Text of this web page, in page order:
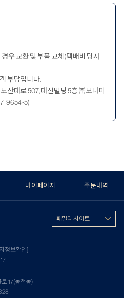
우 교환 및 부품 교체(택배비 당사
부담입니다.
산대로 507, 대신빌딩 5층 ㈜모나미
9654~5)
마이페이지 주문내역
정보확인]
17(동천동)
패밀리 사이트